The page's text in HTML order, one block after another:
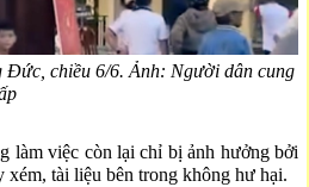
chiều 6/6. Ảnh: Người dân cung
làm việc còn lại chỉ bị ảnh hưởng bởi
tài liệu bên trong không hư hại.